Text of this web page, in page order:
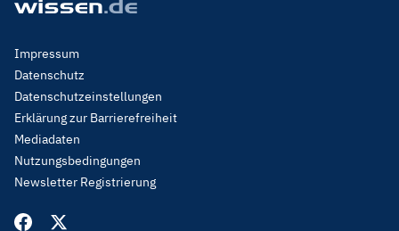
Footer
Menu
Legal
Impressum
Datenschutz
Datenschutzeinstellungen
Erklärung zur Barrierefreiheit
Mediadaten
Nutzungsbedingungen
Newsletter Registrierung